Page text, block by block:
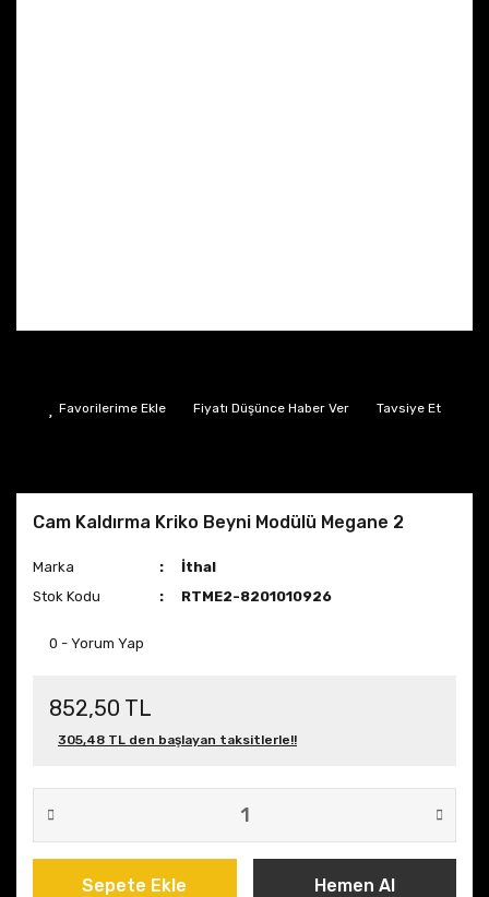
Fiyatı Düşünce Haber Ver Tavsiye Et
Cam Kaldırma Kriko Beyni Modülü Megane 2
Marka
İthal
Stok Kodu
RTME2-8201010926
0 - Yorum Yap
852,50 TL
305,48 TL den başlayan taksitlerle!!
Sepete Ekle Hemen Al